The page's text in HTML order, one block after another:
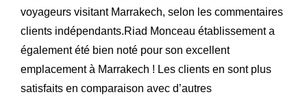
voyageurs visitant Marrakech, selon les commentaires
clients indépendants.Riad Monceau établissement a
également été bien noté pour son excellent
emplacement à Marrakech ! Les clients en sont plus
satisfaits en comparaison avec d’autres